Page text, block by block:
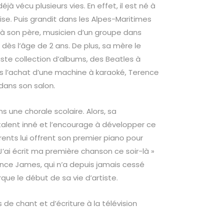
vécu plusieurs vies. En effet, il est né à
Puis grandit dans les Alpes-Maritimes
son père, musicien d’un groupe dans
l’âge de 2 ans. De plus, sa mère le
collection d’albums, des Beatles à
d’une machine à karaoké, Terence
son salon.
une chorale scolaire. Alors, sa
inné et l’encourage à développer ce
lui offrent son premier piano pour
écrit ma première chanson ce soir-là »
James, qui n’a depuis jamais cessé
le début de sa vie d’artiste.
de chant et d’écriture à la télévision